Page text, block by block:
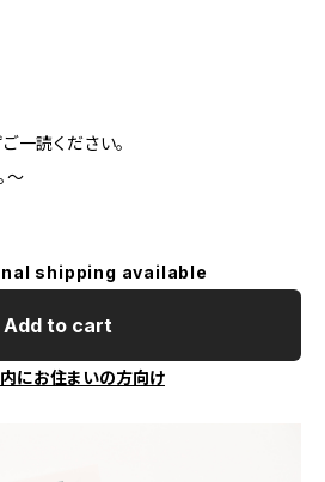
読ください。
～
shipping available
Add to cart
にお住まいの方向け